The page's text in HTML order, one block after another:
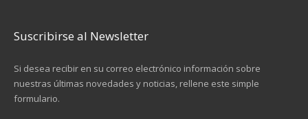
Suscribirse al Newsletter
Si desea recibir en su correo electrónico información sobre
nuestras últimas novedades y noticias, rellene este simple
formulario.